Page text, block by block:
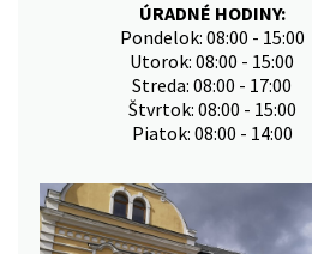
ÚRADNÉ HODINY:
Pondelok: 08:00 - 15:00
Utorok: 08:00 - 15:00
Streda: 08:00 - 17:00
Štvrtok: 08:00 - 15:00
Piatok: 08:00 - 14:00